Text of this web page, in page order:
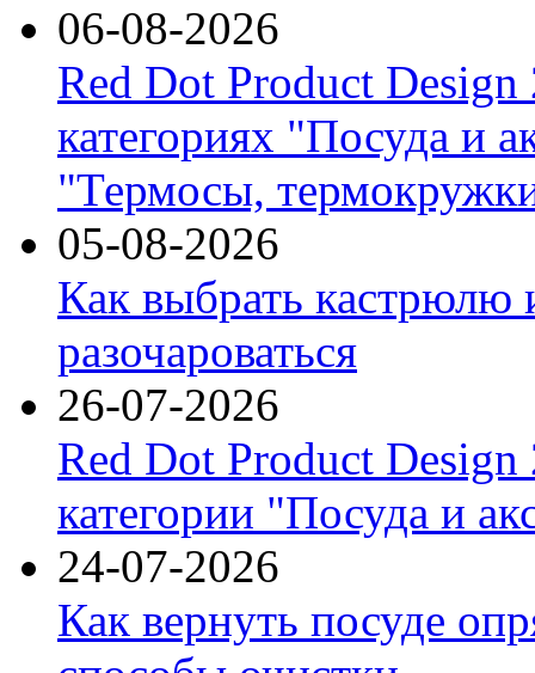
06-08-2026
Red Dot Product Design
категориях "Посуда и
"Термосы,
05-08-2026
Как выбрать кастрюлю
разочароваться
26-07-2026
Red Dot Product Design
категории "Посуда и
24-07-2026
Как вернуть посуде